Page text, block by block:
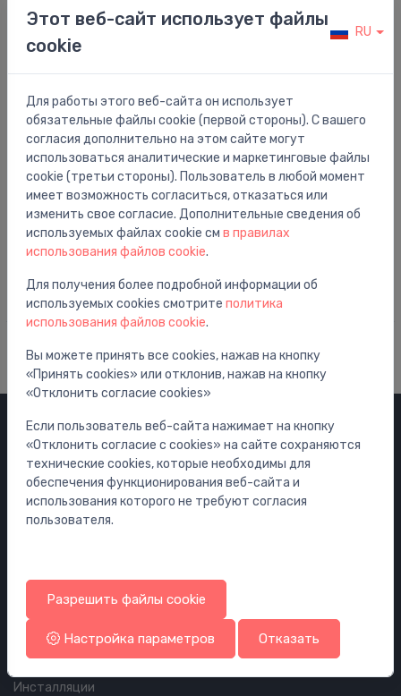
Лампы
⬤Lampa Flat 2, pie sienas, hroms
249.01 €
Категории
Распродажа
Смесители
Ванны
Аксессуары для ванной комнаты
Мебель
Инсталляции
Этот веб-сайт использует файлы
cookie
RU
Для работы этого веб-сайта он использует
обязательные файлы cookie (первой стороны). С вашего
согласия дополнительно на этом сайте могут
использоваться аналитические и маркетинговые файлы
cookie (третьи стороны). Пользователь в любой момент
имеет возможность согласиться, отказаться или
изменить свое согласие. Дополнительные сведения об
используемых файлах cookie см в правилах
использования файлов cookie.
Для получения более подробной информации об
используемых cookies смотрите политика
использования файлов cookie.
Вы можете принять все cookies, нажав на кнопку
«Принять cookies» или отклонив, нажав на кнопку
«Отклонить согласие cookies»
Если пользователь веб-сайта нажимает на кнопку
«Отклонить согласие с cookies» на сайте сохраняются
технические cookies, которые необходимы для
обеспечения функционирования веб-сайта и
использования которого не требуют согласия
пользователя.
Разрешить файлы cookie
Настройка параметров Отказать